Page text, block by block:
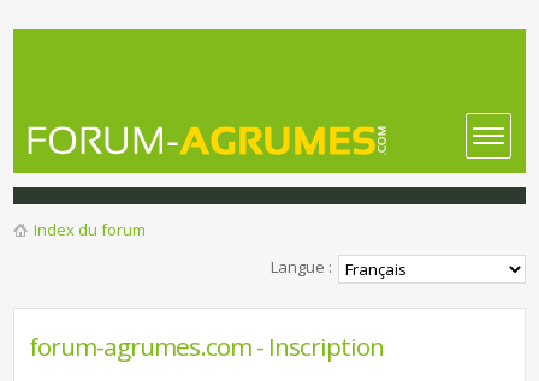
Index du forum
Langue :
forum-agrumes.com - Inscription